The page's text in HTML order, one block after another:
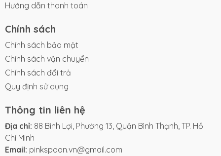
Hướng dẫn thanh toán
Chính sách
Chính sách bảo mật
Chính sách vận chuyển
Chính sách đổi trả
Quy định sử dụng
Thông tin liên hệ
Địa chỉ: 88 Bình Lợi, Phường 13, Quận Bình Thạnh, TP. Hồ
Chí Minh
Email: pinkspoon.vn@gmail.com